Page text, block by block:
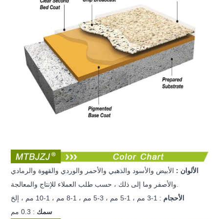
الألوان : الأبيض والأسود والذهبي والأحمر والوردي والقهوة والرمادي
والأصفر وما إلى ذلك ، حسب طلب العملاء للإنتاج
الأحجام : 1-3 مم ، 1-5 مم ، 3-5 مم ، 1-8 مم ، 1-10 مم ، إلخ
سمك : 0.3 مم